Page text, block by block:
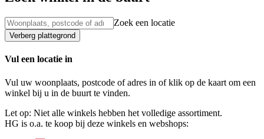
Zoek een locatie
Verberg plattegrond
Vul een locatie in
Vul uw woonplaats, postcode of adres in of klik op de kaart om een
winkel bij u in de buurt te vinden.
Let op: Niet alle winkels hebben het volledige assortiment.
HG is o.a. te koop bij deze winkels en webshops: